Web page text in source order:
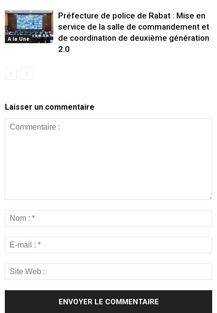
A la Une
Préfecture de police de Rabat : Mise en
service de la salle de commandement et
de coordination de deuxième génération
2.0
Laisser un commentaire